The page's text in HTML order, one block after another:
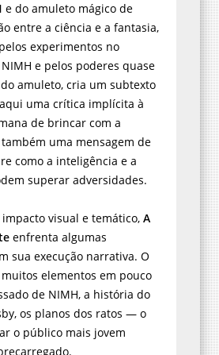
e do amuleto mágico de
entre a ciência e a fantasia,
experimentos no
e pelos poderes quase
amuleto, cria um subtexto
uma crítica implícita à
de brincar com a
uma mensagem de
como a inteligência e a
superar adversidades.
visual e temático, A
enfrenta algumas
sua execução narrativa. O
elementos em pouco
de NIMH, a história do
os planos dos ratos — o
o público mais jovem